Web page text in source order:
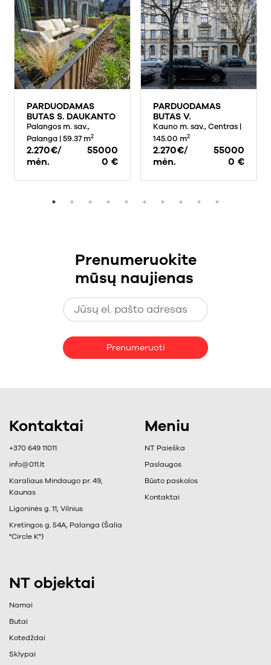
PARDUODAMAS
BUTAS S. DAUKANTO
G., , PALANGOJE, 60
KV.M PLOTO
Palangos m. sav.,
Palanga | 59.37 m2
2.270€/
mėn.
55000
0 €
PARDUODAMAS
BUTAS V.
PUTVINSKIO G.,
CENTRE, KAUNE, 145
KV.M PLOTO
Kauno m. sav., Centras |
145.00 m2
2.270€/
mėn.
55000
0 €
Kontaktai
+370 649 11011
info@011.lt
Karaliaus Mindaugo pr. 49,
Kaunas
Ligoninės g. 11, Vilnius
Kretingos g. 54A, Palanga (Šalia
"Circle K")
Meniu
NT Paieška
Paslaugos
Būsto paskolos
Kontaktai
NT objektai
Namai
Butai
Kotedždai
Sklypai
Prenumeruokite
mūsų naujienas
Prenumeruoti